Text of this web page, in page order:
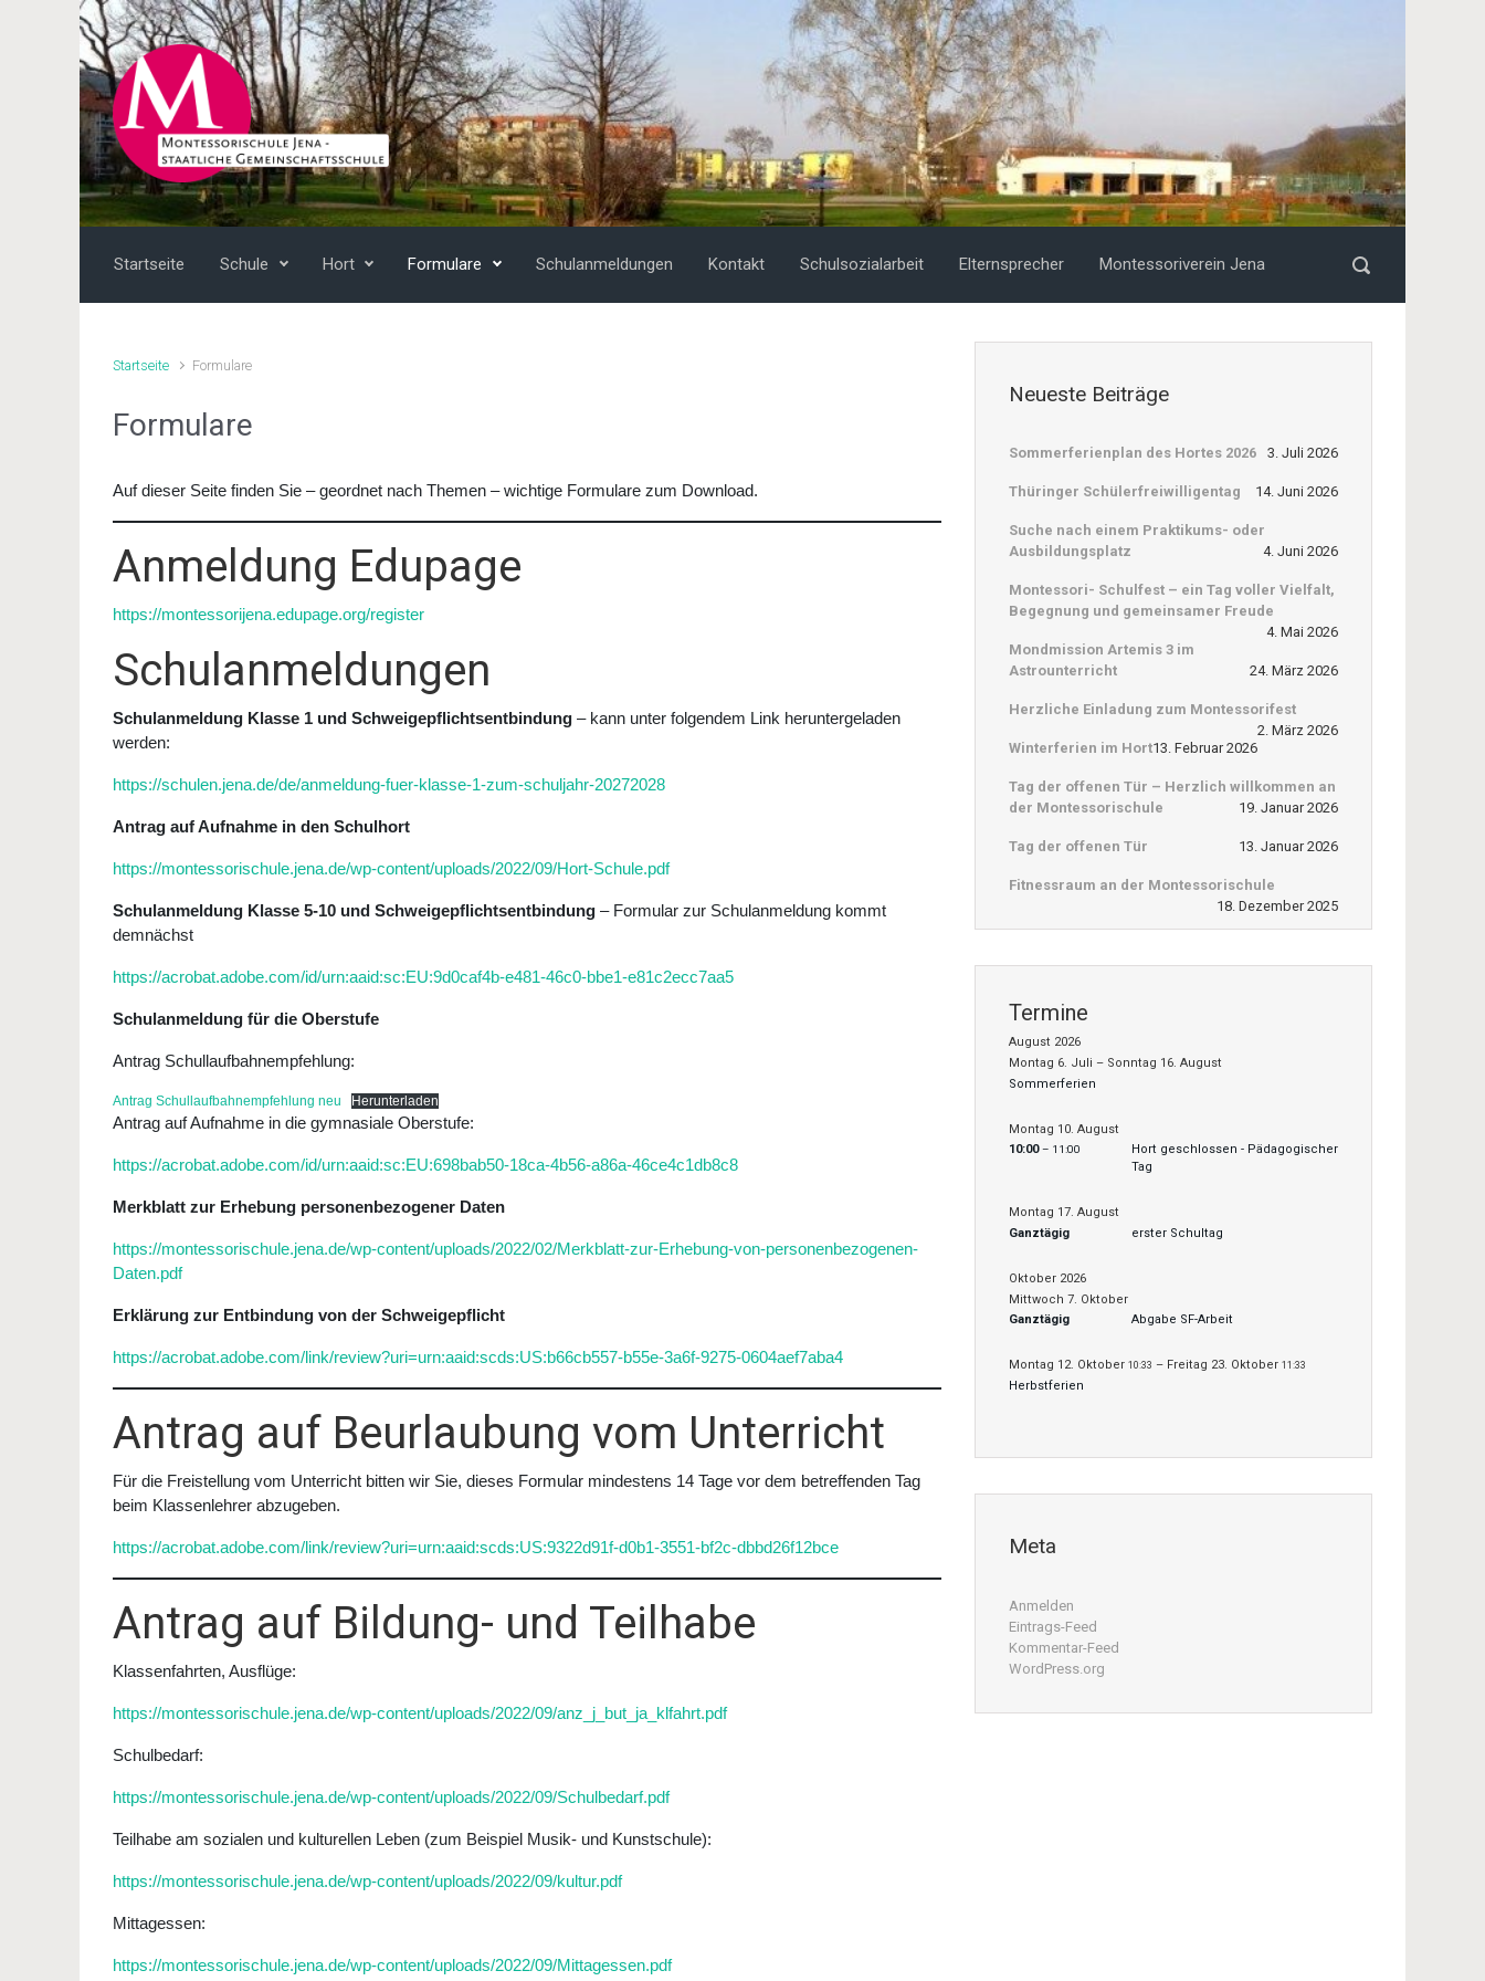
Zum Hauptinhalt springen
Startseite Schule Hort Formulare Schulanmeldungen Kontakt Schulsozialarbeit Elternsprecher Montessoriverein Jena
Startseite Formulare
Formulare
Auf dieser Seite finden Sie – geordnet nach Themen – wichtige Formulare zum Download.
Anmeldung Edupage
https://montessorijena.edupage.org/register
Schulanmeldungen
Schulanmeldung Klasse 1 und Schweigepflichtsentbindung – kann unter folgendem Link heruntergeladen
werden:
https://schulen.jena.de/de/anmeldung-fuer-klasse-1-zum-schuljahr-20272028
Antrag auf Aufnahme in den Schulhort
https://montessorischule.jena.de/wp-content/uploads/2022/09/Hort-Schule.pdf
Schulanmeldung Klasse 5-10 und Schweigepflichtsentbindung – Formular zur Schulanmeldung kommt
demnächst
https://acrobat.adobe.com/id/urn:aaid:sc:EU:9d0caf4b-e481-46c0-bbe1-e81c2ecc7aa5
Schulanmeldung für die Oberstufe
Antrag Schullaufbahnempfehlung:
Antrag Schullaufbahnempfehlung neu Herunterladen
Antrag auf Aufnahme in die gymnasiale Oberstufe:
https://acrobat.adobe.com/id/urn:aaid:sc:EU:698bab50-18ca-4b56-a86a-46ce4c1db8c8
Merkblatt zur Erhebung personenbezogener Daten
https://montessorischule.jena.de/wp-content/uploads/2022/02/Merkblatt-zur-Erhebung-von-personenbezogenen-
Daten.pdf
Erklärung zur Entbindung von der Schweigepflicht
https://acrobat.adobe.com/link/review?uri=urn:aaid:scds:US:b66cb557-b55e-3a6f-9275-0604aef7aba4
Antrag auf Beurlaubung vom Unterricht
Für die Freistellung vom Unterricht bitten wir Sie, dieses Formular mindestens 14 Tage vor dem betreffenden Tag
beim Klassenlehrer abzugeben.
https://acrobat.adobe.com/link/review?uri=urn:aaid:scds:US:9322d91f-d0b1-3551-bf2c-dbbd26f12bce
Antrag auf Bildung- und Teilhabe
Klassenfahrten, Ausflüge:
https://montessorischule.jena.de/wp-content/uploads/2022/09/anz_j_but_ja_klfahrt.pdf
Schulbedarf:
https://montessorischule.jena.de/wp-content/uploads/2022/09/Schulbedarf.pdf
Teilhabe am sozialen und kulturellen Leben (zum Beispiel Musik- und Kunstschule):
https://montessorischule.jena.de/wp-content/uploads/2022/09/kultur.pdf
Mittagessen:
https://montessorischule.jena.de/wp-content/uploads/2022/09/Mittagessen.pdf
Neueste Beiträge
Sommerferienplan des Hortes 2026 3. Juli 2026
Thüringer Schülerfreiwilligentag 14. Juni 2026
Suche nach einem Praktikums- oder
Ausbildungsplatz
4. Juni 2026
Montessori- Schulfest – ein Tag voller Vielfalt,
Begegnung und gemeinsamer Freude
4. Mai 2026
Mondmission Artemis 3 im
Astrounterricht
24. März 2026
Herzliche Einladung zum Montessorifest
2. März 2026
Winterferien im Hort13. Februar 2026
Tag der offenen Tür – Herzlich willkommen an
der Montessorischule
19. Januar 2026
Tag der offenen Tür 13. Januar 2026
Fitnessraum an der Montessorischule
18. Dezember 2025
Termine
August 2026
Montag 6. Juli – Sonntag 16. August
Sommerferien
Montag 10. August
10:00– 11:00
Hort geschlossen - Pädagogischer
Tag
Montag 17. August
Ganztägig
erster Schultag
Oktober 2026
Mittwoch 7. Oktober
Ganztägig
Abgabe SF-Arbeit
Montag 12. Oktober 10:33 – Freitag 23. Oktober 11:33
Herbstferien
Meta
Anmelden
Eintrags-Feed
Kommentar-Feed
WordPress.org